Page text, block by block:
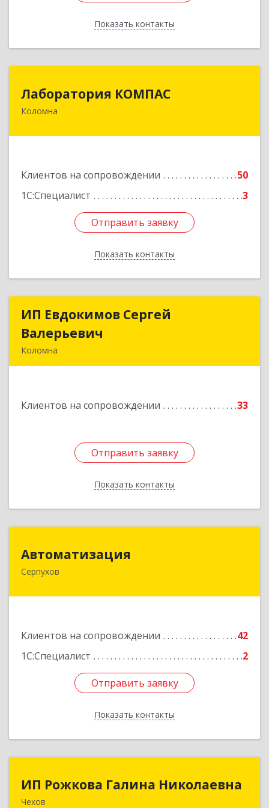
Показать контакты
Назад
Лаборатория КОМПАС
Коломна
Клиентов на сопровождении
50
1С:Специалист
3
Отправить заявку
Показать контакты
140415, Московская обл, Коломна г, Л.Толстого
Отправить заявку
Назад
ИП Евдокимов Сергей
Валерьевич
Коломна
Клиентов на сопровождении 33
Отправить заявку
Показать контакты
ИП Евдокимов Сергей
Подробнее
Отправить заявку
Назад
Автоматизация
Серпухов
Клиентов на сопровождении
42
1С:Специалист
2
Отправить заявку
Показать контакты
Отправить заявку
Назад
ИП Рожкова Галина Николаевна
Чехов
142306, Московская обл, Чеховский р-н, Чехов